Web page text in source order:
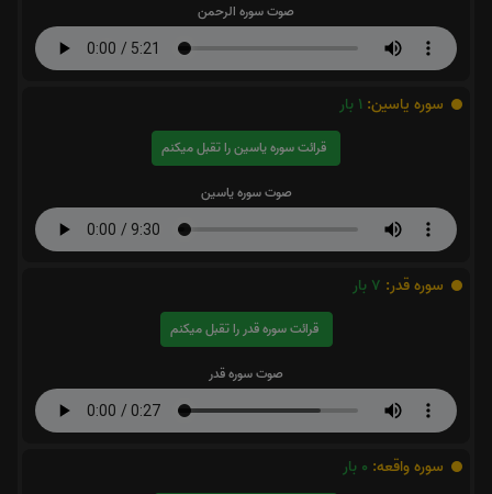
صوت سوره الرحمن
سوره یاسین: 1 بار
قرائت سوره یاسین را تقبل میکنم
صوت سوره یاسین
سوره قدر: 7 بار
قرائت سوره قدر را تقبل میکنم
صوت سوره قدر
سوره واقعه: 0 بار